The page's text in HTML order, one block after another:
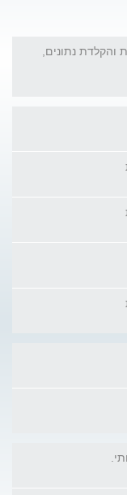
והקלדת נתונים,